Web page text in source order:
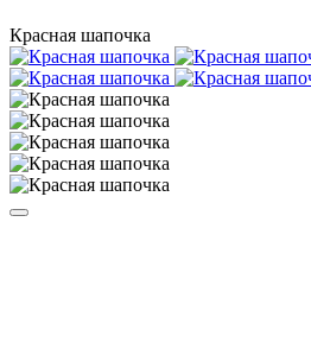
Красная шапочка